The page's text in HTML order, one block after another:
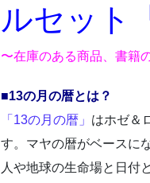
ルセット
〜在庫のある商品、書籍
■13の月の暦とは？
「13の月の暦」 はホゼ＆
す。マヤの暦がベースに
人や地球の生命場と日付